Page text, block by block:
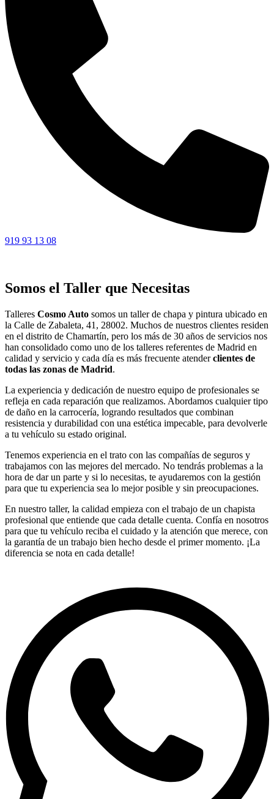
919 93 13 08
Somos el Taller que Necesitas
Talleres Cosmo Auto somos un taller de chapa y pintura ubicado en
la Calle de Zabaleta, 41, 28002. Muchos de nuestros clientes residen
en el distrito de Chamartín, pero los más de 30 años de servicios nos
han consolidado como uno de los talleres referentes de Madrid en
calidad y servicio y cada día es más frecuente atenderclientes de
todas las zonas de Madrid.
La experiencia y dedicación de nuestro equipo de profesionales se
refleja en cada reparación que realizamos. Abordamos cualquier tipo
de daño en la carrocería, logrando resultados que combinan
resistencia y durabilidad con una estética impecable, para devolverle
a tu vehículo su estado original.
Tenemos experiencia en el trato con las compañías de seguros y
trabajamos con las mejores del mercado. No tendrás problemas a la
hora de dar un parte y si lo necesitas, te ayudaremos con la gestión
para que tu experiencia sea lo mejor posible y sin preocupaciones.
En nuestro taller, la calidad empieza con el trabajo de un chapista
profesional que entiende que cada detalle cuenta. Confía en nosotros
para que tu vehículo reciba el cuidado y la atención que merece, con
la garantía de un trabajo bien hecho desde el primer momento. ¡La
diferencia se nota en cada detalle!